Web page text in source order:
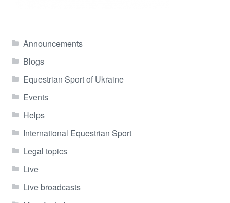
Announcements
Blogs
Equestrian Sport of Ukraine
Events
Helps
International Equestrian Sport
Legal topics
Live
Live broadcasts